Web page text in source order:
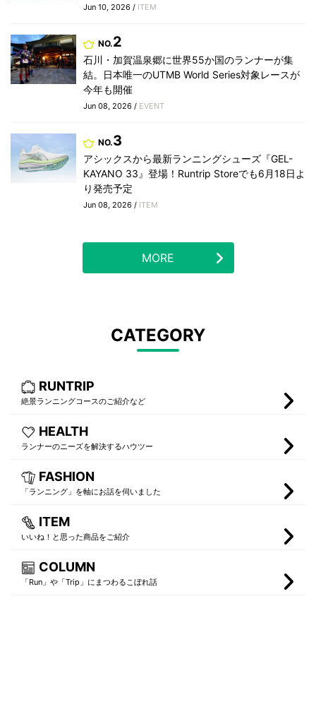
Jun 10, 2026 / ITEM
NO.2
石川・加賀温泉郷に世界55か国のランナーが集
結。日本唯一のUTMB World Series対象レースが
今年も開催
Jun 08, 2026 / EVENT
NO.3
アシックスから最新ランニングシューズ『GEL-
KAYANO 33』登場！Runtrip Storeでも6月18日よ
り発売予定
Jun 08, 2026 / ITEM
MORE
CATEGORY
RUNTRIP
絶景ランニングコースのご紹介など
HEALTH
ランナーのニーズを解決するハウツー
FASHION
「ランニング」を軸にお話を伺いました
ITEM
いいね！と思った商品をご紹介
COLUMN
「Run」や「Trip」にまつわるこぼれ話